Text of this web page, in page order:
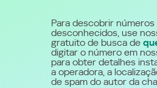
Para descobrir números
desconhecidos, use
gratuito de busca de
digitar o número em
para obter detalhes
a operadora, a
de spam do autor da